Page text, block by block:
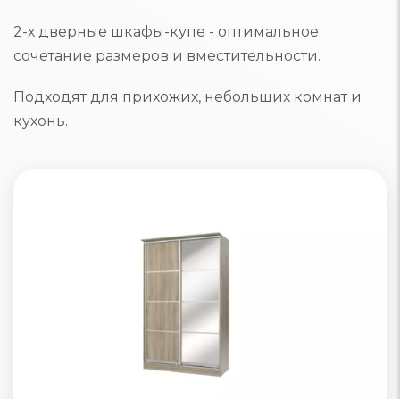
2-х дверные шкафы-купе - оптимальное
сочетание размеров и вместительности.
Подходят для прихожих, небольших комнат и
кухонь.